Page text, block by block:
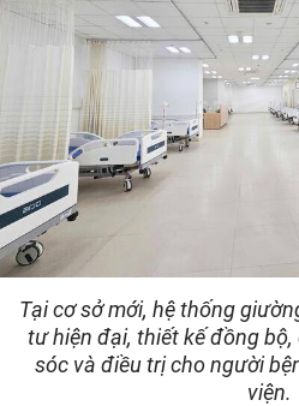
Tại cơ sở mới, hệ thống
tư hiện đại, thiết kế đồng
sóc và điều trị cho người
viện.